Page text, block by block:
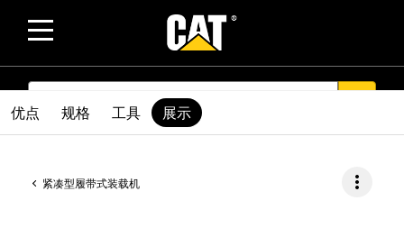
SEARCH
紧凑型履带式装载机 more_vert
优点 规格 工具 展示